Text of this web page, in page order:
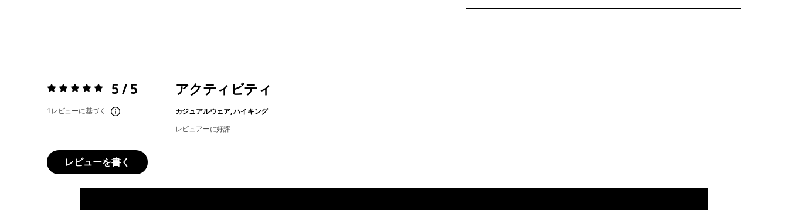
評価:5 / 5 5 / 5
1レビューに基づく
アクティビティ
カジュアルウェア, ハイキング
レビュアーに好評
レビューを書く